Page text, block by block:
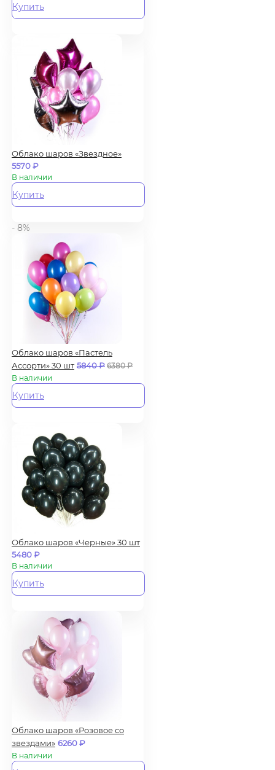
Купить
Облако шаров «Звездное»
5570₽
В наличии
Купить
- 8%
Облако шаров «Пастель
Ассорти» 30 шт 5840₽ 6380₽
В наличии
Купить
Облако шаров «Черные» 30 шт
5480₽
В наличии
Купить
Облако шаров «Розовое со
звездами» 6260₽
В наличии